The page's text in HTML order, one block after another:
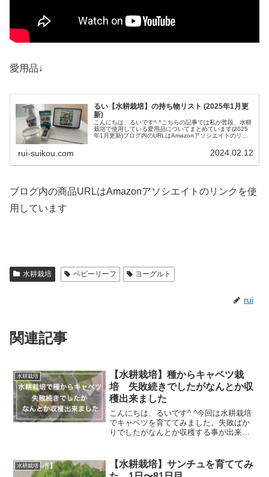
愛用品↓
るい【水耕栽培】の持ち物リスト (2025年1月更
新)
こんにちは、るいです^ ^こちらの記事では私が普段、水耕
栽培で使用している愛用品についてまとめています(2025
年1月更新)ブログ内のURLはAmazonアソシエイトのリン
rui-suikou.com 2024.02.12
ブログ内の商品URLはAmazonアソシエイトのリンクを使
用しています
水耕栽培 ベビーリーフ ヨーグルト
rui
関連記事
水耕栽培
【水耕栽培】種からキャベツ栽
培 失敗続きでしたがなんとか収
穫出来ました
こんにちは、るいです^ ^今回は水耕栽培
でキャベツを育ててみました。失敗ばか
りでしたがなんとか収穫する事が出来ま
リポット・バーミキュライト下準備①適
当な容器にお水を入れ...
水耕栽培
【水耕栽培】サンチュを育ててみ